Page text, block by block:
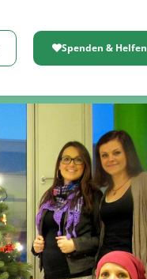
Spenden & Helfen